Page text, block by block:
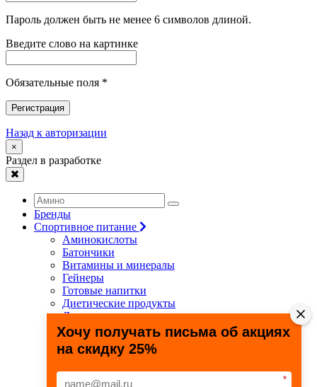
Пароль должен быть не менее 6 символов длиной.
Введите слово на картинке
Обязательные поля *
Регистрация
Назад к авторизации
×
Раздел в разработке
Бренды
Спортивное питание
Аминокислоты
Батончики
Витамины и минералы
Гейнеры
Готовые напитки
Диетические продукты
Для связок и суставов
Жиросжигатели
Здоровье и долголетие
Креатин
Специальные препараты
Хочу получать письма об акциях
на скидку 25%
*